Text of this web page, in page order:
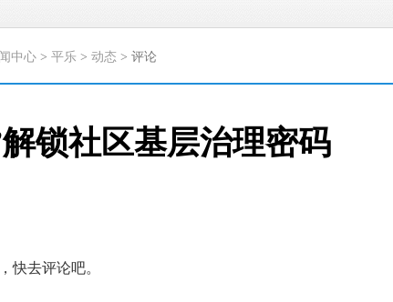
中心 > 平乐 > 动态 > 评论
锁社区基层治理密码
快去评论吧。